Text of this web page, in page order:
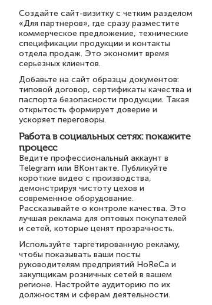
Создайте сайт-визитку с четким разделом
«Для партнеров», где сразу разместите
коммерческое предложение, технические
спецификации продукции и контакты
отдела продаж. Это экономит время
серьезных клиентов.
Добавьте на сайт образцы документов:
типовой договор, сертификаты качества и
паспорта безопасности продукции. Такая
открытость формирует доверие и
ускоряет переговоры.
Работа в социальных сетях: покажите
процесс
Ведите профессиональный аккаунт в
Telegram или ВКонтакте. Публикуйте
короткие видео с производства,
демонстрируя чистоту цехов и
современное оборудование.
Рассказывайте о контроле качества. Это
лучшая реклама для оптовых покупателей
и сетей, которые ценят прозрачность.
Используйте таргетированную рекламу,
чтобы показывать ваши посты
руководителям предприятий HoReCa и
закупщикам розничных сетей в вашем
регионе. Настройте аудиторию по их
должностям и сферам деятельности.